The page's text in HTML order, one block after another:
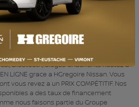
BE6133
Bluetooth, Sièges Chauffants Restez a
LIGNE grace a HGregoire Nissan. Vous
vous revez a un PRIX COMPÉTITIF. Nos
a des taux de financement
nous faisons partie du Groupe